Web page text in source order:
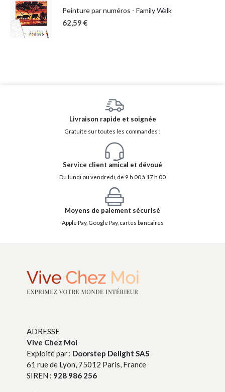
Peinture par numéros - Family Walk
62,59 €
Livraison rapide et soignée
Gratuite sur toutes les commandes !
Service client amical et dévoué
Du lundi ou vendredi, de 9 h 00 à 17 h 00
Moyens de paiement sécurisé
Apple Pay, Google Pay, cartes bancaires
ADRESSE
Vive Chez Moi
Exploité par : Doorstep Delight SAS
61 rue de Lyon, 75012 Paris, France
SIREN : 928 986 256